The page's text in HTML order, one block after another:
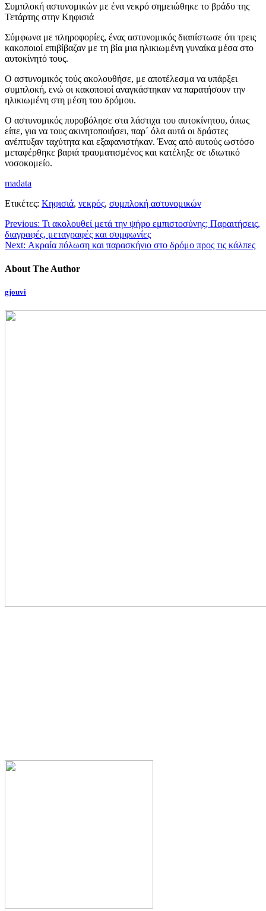
Συμπλοκή αστυνομικών με ένα νεκρό σημειώθηκε το βράδυ της
Τετάρτης στην Κηφισιά
Σύμφωνα με πληροφορίες, ένας αστυνομικός διαπίστωσε ότι τρεις
κακοποιοί επιβίβαζαν με τη βία μια ηλικιωμένη γυναίκα μέσα στο
αυτοκίνητό τους.
Ο αστυνομικός τούς ακολουθήσε, με αποτέλεσμα να υπάρξει
συμπλοκή, ενώ οι κακοποιοί αναγκάστηκαν να παρατήσουν την
ηλικιωμένη στη μέση του δρόμου.
Ο αστυνομικός πυροβόλησε στα λάστιχα του αυτοκίνητου, όπως
είπε, για να τους ακινητοποιήσει, παρ΄ όλα αυτά οι δράστες
ανέπτυξαν ταχύτητα και εξαφανιστήκαν. Ένας από αυτούς ωστόσο
μεταφέρθηκε βαριά τραυματισμένος και κατέληξε σε ιδιωτικό
νοσοκομείο.
madata
Ετικέτες: Κηφισιά, νεκρός, συμπλοκή αστυνομικών
Previous: Τι ακολουθεί μετά την ψήφο εμπιστοσύνης; Παραιτήσεις,
διαγραφές, μεταγραφές και συμφωνίες
Next: Ακραία πόλωση και παρασκήνιο στο δρόμο προς τις κάλπες
About The Author
gjouvi